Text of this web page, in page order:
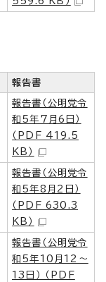
報告書
報告書（公明党令
和5年7月6日）
（PDF 419.5
KB）
報告書（公明党令
和5年8月2日）
（PDF 630.3
KB）
報告書（公明党令
和5年10月12～
13日） （PDF